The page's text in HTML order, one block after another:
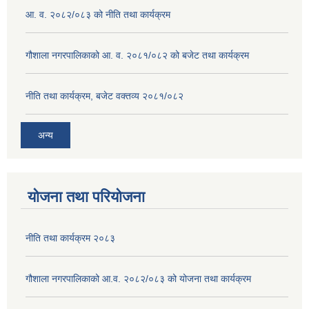
आ. व. २०८२/०८३ को नीति तथा कार्यक्रम
गौशाला नगरपालिकाको आ. व. २०८१/०८२ को बजेट तथा कार्यक्रम
नीति तथा कार्यक्रम, बजेट वक्तव्य २०८१/०८२
अन्य
योजना तथा परियोजना
नीति तथा कार्यक्रम २०८३
गौशाला नगरपालिकाको आ.व. २०८२/०८३ को योजना तथा कार्यक्रम